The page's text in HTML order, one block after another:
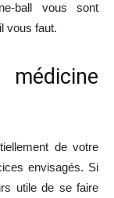
ball vous sont
vous faut.
de votre
envisagés. Si
utile de se faire